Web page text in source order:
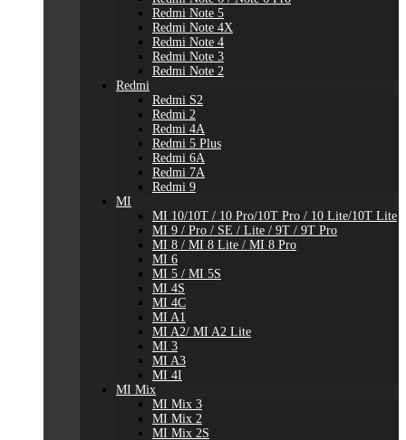
Redmi Note 5
Redmi Note 4X
Redmi Note 4
Redmi Note 3
Redmi Note 2
Redmi
Redmi S2
Redmi 2
Redmi 4A
Redmi 5 Plus
Redmi 6A
Redmi 7A
Redmi 9
MI
MI 10/10T / 10 Pro/10T Pro / 10 Lite/10T Lite
MI 9 / Pro / SE / Lite / 9T / 9T Pro
MI 8 / MI 8 Lite / MI 8 Pro
MI 6
MI 5 / MI 5S
MI 4S
MI 4C
MI A1
MI A2/ MI A2 Lite
MI 3
MI A3
MI 4I
MI Mix
MI Mix 3
MI Mix 2
MI Mix 2S